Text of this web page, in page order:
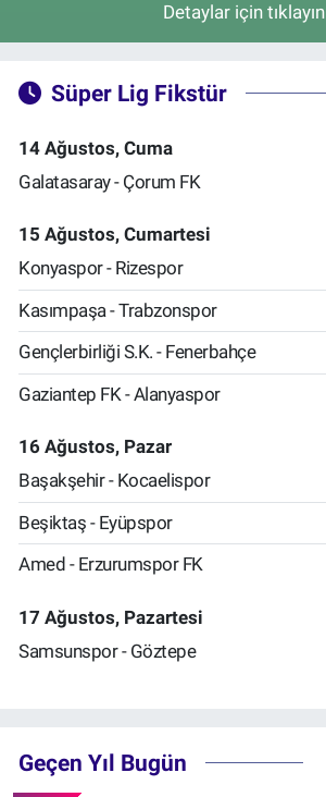
Detaylar için tıklayın
Süper Lig Fikstür
14 Ağustos, Cuma
Galatasaray - Çorum FK
15 Ağustos, Cumartesi
Konyaspor - Rizespor
Kasımpaşa - Trabzonspor
Gençlerbirliği S.K. - Fenerbahçe
Gaziantep FK - Alanyaspor
16 Ağustos, Pazar
Başakşehir - Kocaelispor
Beşiktaş - Eyüpspor
Amed - Erzurumspor FK
17 Ağustos, Pazartesi
Samsunspor - Göztepe
Geçen Yıl Bugün